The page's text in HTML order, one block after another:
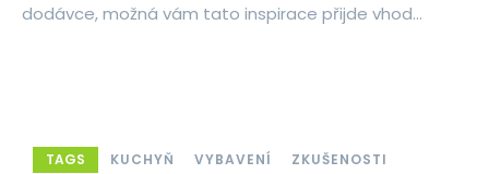
dodávce, možná vám tato inspirace přijde vhod…
TAGS KUCHYŇ VYBAVENÍ ZKUŠENOSTI